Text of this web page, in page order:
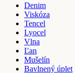
Denim
Viskóza
Tencel
Lyocel
Vlna
Ľan
Mušelín
Bavlnený úplet